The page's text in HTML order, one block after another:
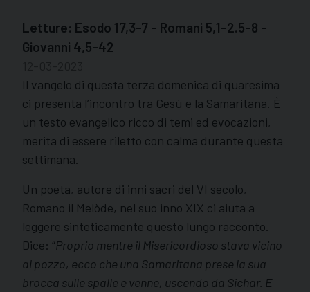
Letture: Esodo 17,3-7 - Romani 5,1-2.5-8 -
Giovanni 4,5-42
Il vangelo di questa terza domenica di quaresima
ci presenta l’incontro tra Gesù e la Samaritana. È
un testo evangelico ricco di temi ed evocazioni,
merita di essere riletto con calma durante questa
settimana.
Un poeta, autore di inni sacri del VI secolo,
Romano il Melòde, nel suo inno XIX ci aiuta a
leggere sinteticamente questo lungo racconto.
Dice: “Proprio mentre il Misericordioso stava vicino
al pozzo, ecco che una Samaritana prese la sua
brocca sulle spalle e venne, uscendo da Sichar. E